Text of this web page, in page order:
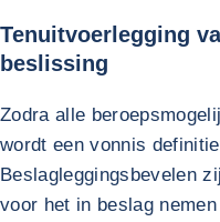
Tenuitvoerlegging
beslissing
Zodra alle
wordt een vonnis
Beslagleggingsbevelen
voor het in beslag